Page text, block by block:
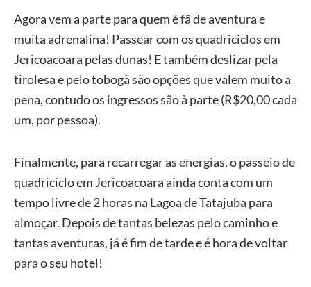
Agora vem a parte para quem é fã de aventura e
muita adrenalina! Passear com os quadriciclos em
Jericoacoara pelas dunas! E também deslizar pela
tirolesa e pelo tobogã são opções que valem muito a
pena, contudo os ingressos são à parte (R$20,00 cada
um, por pessoa).
Finalmente, para recarregar as energias, o passeio de
quadriciclo em Jericoacoara ainda conta com um
tempo livre de 2 horas na Lagoa de Tatajuba para
almoçar. Depois de tantas belezas pelo caminho e
tantas aventuras, já é fim de tarde e é hora de voltar
para o seu hotel!